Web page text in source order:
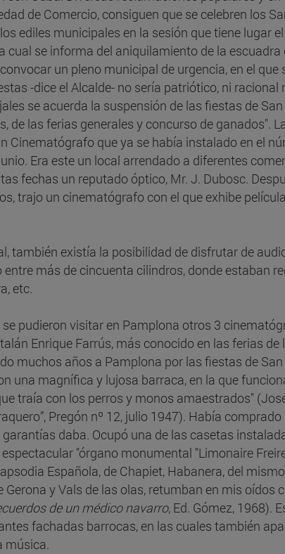
de Comercio, consiguen que se celebren los
ediles municipales en la sesión que tiene lugar
cual se informa del aniquilamiento de la
un pleno municipal de urgencia, en el que
-dice el Alcalde- no sería patriótico, ni
se acuerda la suspensión de las fiestas de
de las ferias generales y concurso de ganados".
Cinematógrafo que ya se había instalado en el
Era este un local arrendado a diferentes
fechas un reputado óptico, Mr. J. Dubosc.
trajo un cinematógrafo con el que exhibe
también existía la posibilidad de disfrutar de
entre más de cincuenta cilindros, donde estaban
etc.
pudieron visitar en Pamplona otros 3
Enrique Farrús, más conocido en las ferias
muchos años a Pamplona por las fiestas de
una magnífica y lujosa barraca, en la que
traía con los perros y monos amaestrados"
Pregón nº 12, julio 1947). Había
daba. Ocupó una de las casetas
"órgano monumental "Limonaire
Española, de Chapiet, Habanera, del
Gerona y Vals de las olas, retumban en mis oídos
de un médico navarro, Ed. Gómez, 1968).
fachadas barrocas, en las cuales también
música.